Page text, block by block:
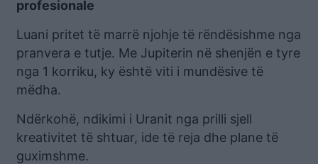
profesionale
Luani pritet të marrë njohje të rëndësishme nga
pranvera e tutje. Me Jupiterin në shenjën e tyre
nga 1 korriku, ky është viti i mundësive të
mëdha.
Ndërkohë, ndikimi i Uranit nga prilli sjell
kreativitet të shtuar, ide të reja dhe plane të
guximshme.